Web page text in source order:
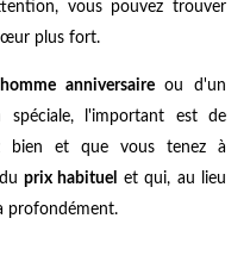
vous pouvez trouver
plus fort.
anniversaireou d'un
spéciale, l'important est de
bien et que vous tenez à
prix habituel
et qui, au lieu
profondément.